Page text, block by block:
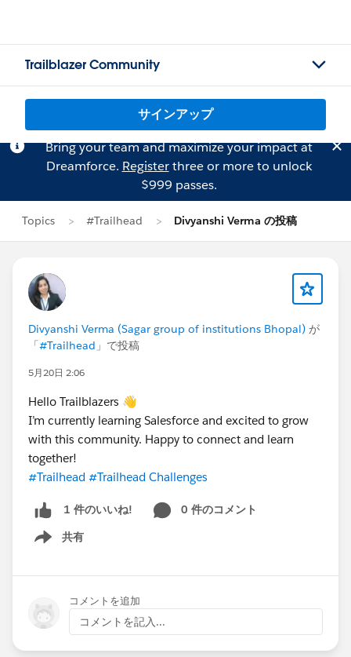
Trailblazer Community
サインアップ
Bring your team and maximize your impact at
Dreamforce. Registerthree or more to unlock
$999 passes.
Topics #Trailhead Divyanshi Verma の投稿
Divyanshi Verma (Sagar group of institutions Bhopal) が
「#Trailhead 」で投稿
5月20日 2:06
Hello Trailblazers 👋
I’m currently learning Salesforce and excited to grow
with this community. Happy to connect and learn
together!
#Trailhead #Trailhead Challenges
1 件のいいね!
0 件のコメント
共有
Show menu
コメントを追加
コメントを記入...